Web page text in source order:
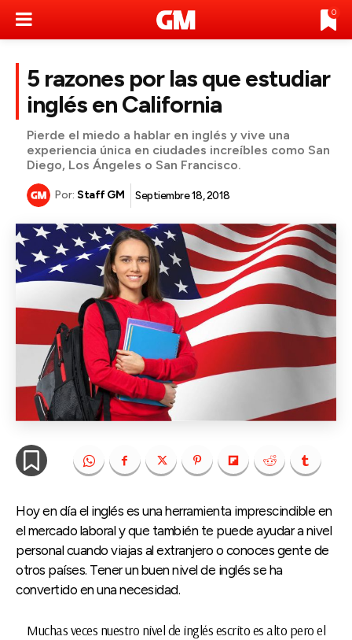
0
5 razones por las que estudiar
inglés en California
Pierde el miedo a hablar en inglés y vive una
experiencia única en ciudades increíbles como San
Diego, Los Ángeles o San Francisco.
Por: Staff GM Septiembre 18, 2018
Hoy en día el inglés es una herramienta imprescindible en
el mercado laboral y que también te puede ayudar a nivel
personal cuando viajas al extranjero o conoces gente de
otros países. Tener un buen nivel de inglés se ha
convertido en una necesidad.
Muchas veces nuestro nivel de inglés escrito es alto pero el